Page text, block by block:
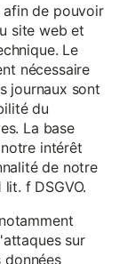
afin de pouvoir
site web et
Le
nécessaire
journaux sont
du
La base
intérêt
de notre
f DSGVO.
sur
données